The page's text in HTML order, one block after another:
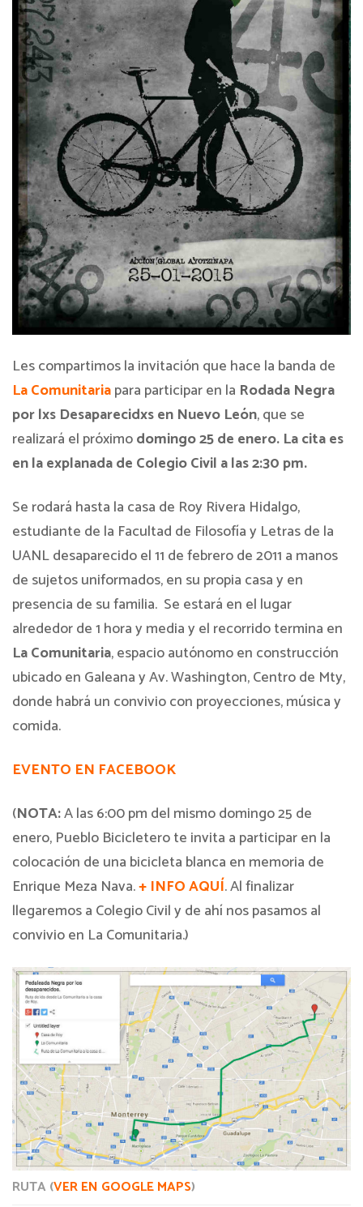
Les compartimos la invitación que hace la banda de
La Comunitariapara participar en la Rodada Negra
por lxs Desaparecidxs en Nuevo León, que se
realizará el próximodomingo 25 de enero. La cita es
en la explanada de Colegio Civil a las 2:30 pm.
Se rodará hasta la casa de Roy Rivera Hidalgo,
estudiante de la Facultad de Filosofía y Letras de la
UANL desaparecido el 11 de febrero de 2011 a manos
de sujetos uniformados, en su propia casa y en
presencia de su familia. Se estará en el lugar
alrededor de 1 hora y media y el recorrido termina en
La Comunitaria, espacio autónomo en construcción
ubicado en Galeana y Av. Washington, Centro de Mty,
donde habrá un convivio con proyecciones, música y
comida.
EVENTO EN FACEBOOK
(NOTA:A las 6:00 pm del mismo domingo 25 de
enero, Pueblo Bicicletero te invita a participar en la
colocación de una bicicleta blanca en memoria de
Enrique Meza Nava.+ INFO AQUÍ. Al finalizar
llegaremos a Colegio Civil y de ahí nos pasamos al
convivio en La Comunitaria.)
RUTA (VER EN GOOGLE MAPS)